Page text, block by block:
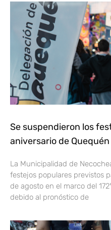
Se suspendieron los
aniversario de
La Municipalidad de
festejos populares previstos
de agosto en el marco del
debido al pronóstico de